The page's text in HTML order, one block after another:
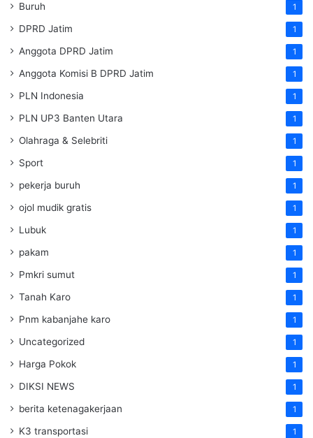
Buruh 1
DPRD Jatim 1
Anggota DPRD Jatim 1
Anggota Komisi B DPRD Jatim 1
PLN Indonesia 1
PLN UP3 Banten Utara 1
Olahraga & Selebriti 1
Sport 1
pekerja buruh 1
ojol mudik gratis 1
Lubuk 1
pakam 1
Pmkri sumut 1
Tanah Karo 1
Pnm kabanjahe karo 1
Uncategorized 1
Harga Pokok 1
DIKSI NEWS 1
berita ketenagakerjaan 1
K3 transportasi 1